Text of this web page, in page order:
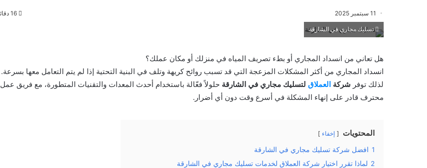
11 سبتمبر 2025
تسليك مجاري في الشارقة
هل تعاني من انسداد المجاري أو بطء تصريف المياه في منزلك أو مكان عملك؟
انسداد المجاري من أكثر المشكلات المزعجة التي قد تسبب روائح كريهة وتلف في البنية التحتية إذا لم يتم التعامل معها بسرعة.
لذلك توفر شركة العملاق لتسليك مجاري في الشارقة حلولاً فعّالة باستخدام أحدث المعدات والتقنيات المتطورة، مع فريق عمل
محترف قادر على إنهاء المشكلة في أسرع وقت دون أي أضرار.
المحتويات إخفاء
1 افضل شركة تسليك مجاري في الشارقة
2 لماذا تقرر اختيار شركة العملاق لخدمات تسليك مجاري في الشارقة